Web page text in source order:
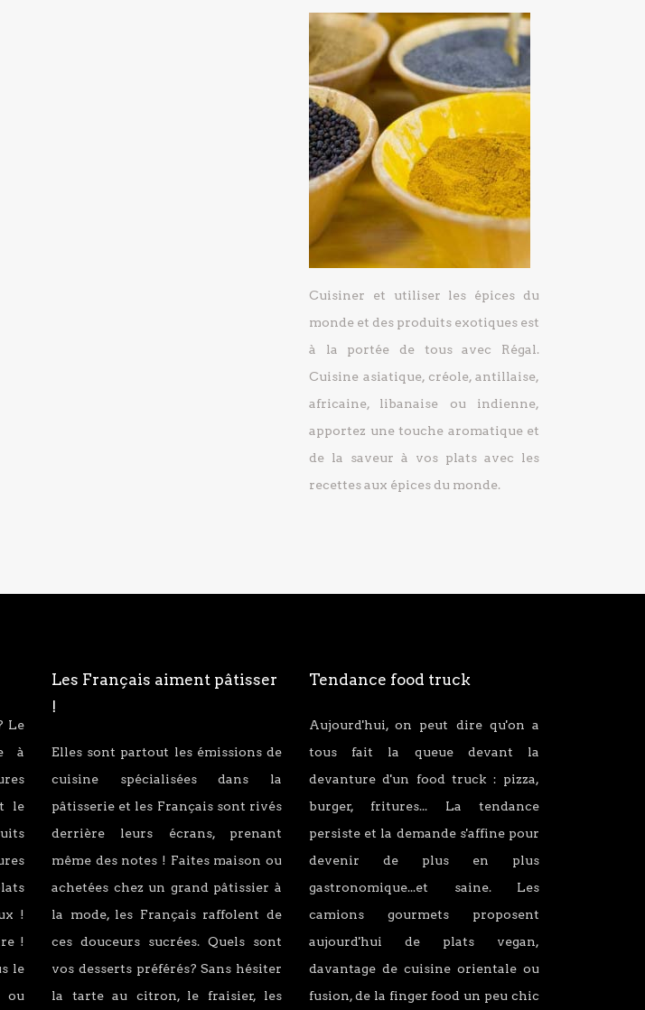
Cuisiner et utiliser les épices du
monde et des produits exotiques est
à la portée de tous avec Régal.
Cuisine asiatique, créole, antillaise,
africaine, libanaise ou indienne,
apportez une touche aromatique et
de la saveur à vos plats avec les
recettes aux épices du monde.
Le
à
le
!
!
le
ou
Les Français aiment pâtisser
!
Elles sont partout les émissions de
cuisine spécialisées dans la
pâtisserie et les Français sont rivés
derrière leurs écrans, prenant
même des notes ! Faites maison ou
achetées chez un grand pâtissier à
la mode, les Français raffolent de
ces douceurs sucrées. Quels sont
vos desserts préférés? Sans hésiter
la tarte au citron, le fraisier, les
Tendance food truck
Aujourd'hui, on peut dire qu'on a
tous fait la queue devant la
devanture d'un food truck : pizza,
burger, fritures... La tendance
persiste et la demande s'affine pour
devenir de plus en plus
gastronomique...et saine. Les
camions gourmets proposent
aujourd'hui de plats vegan,
davantage de cuisine orientale ou
fusion, de la finger food un peu chic